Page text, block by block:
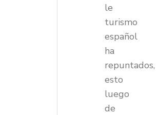
le
turismo
español
ha
repuntados,
esto
luego
de